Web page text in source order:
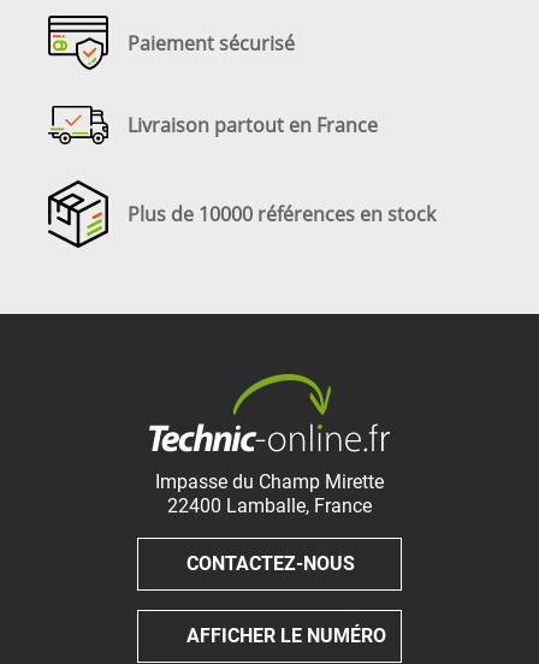
Paiement sécurisé
Livraison partout en France
Plus de 10000 références en stock
Impasse du Champ Mirette
22400 Lamballe, France
CONTACTEZ-NOUS
AFFICHER LE NUMÉRO